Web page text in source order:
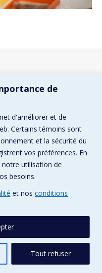
de
d'améliorer et de
Certains témoins sont
et la sécurité du
vos préférences. En
utilisation de
besoins.
et nos conditions
Tout refuser
: